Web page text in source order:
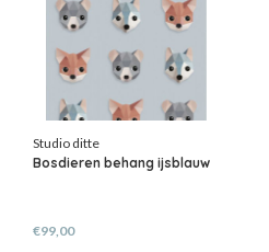
Studio ditte
Bosdieren behang ijsblauw
€99,00